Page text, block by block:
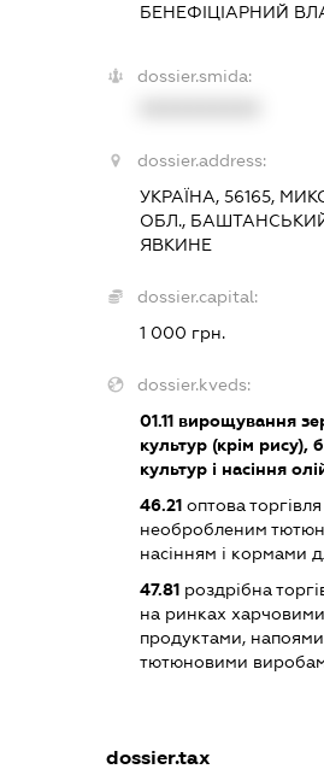
БЕНЕФІЦІАРНИЙ
dossier.smida:
dossier.address:
УКРАЇНА, 56165,
ОБЛ.,
ЯВКИНЕ
dossier.capital:
1 000 грн.
dossier.kveds:
01.11 вирощування
культур (крім рису),
культур і насіння
46.21 оптова
необробленим
насінням і кормами
47.81 роздрібна
на ринках харчовими
продуктами, напоями
тютюновими
dossier.tax